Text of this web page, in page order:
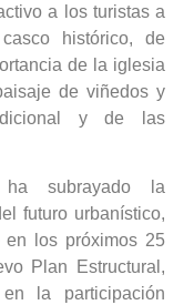
a los turistas a
histórico, de
de la iglesia
de viñedos y
y de las
subrayado la
futuro urbanístico,
los próximos 25
Plan Estructural,
la participación